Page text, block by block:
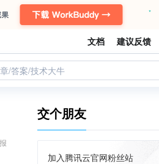
文档 建议反馈
/答案/技术大牛
交个朋友
加入腾讯云官网粉丝站